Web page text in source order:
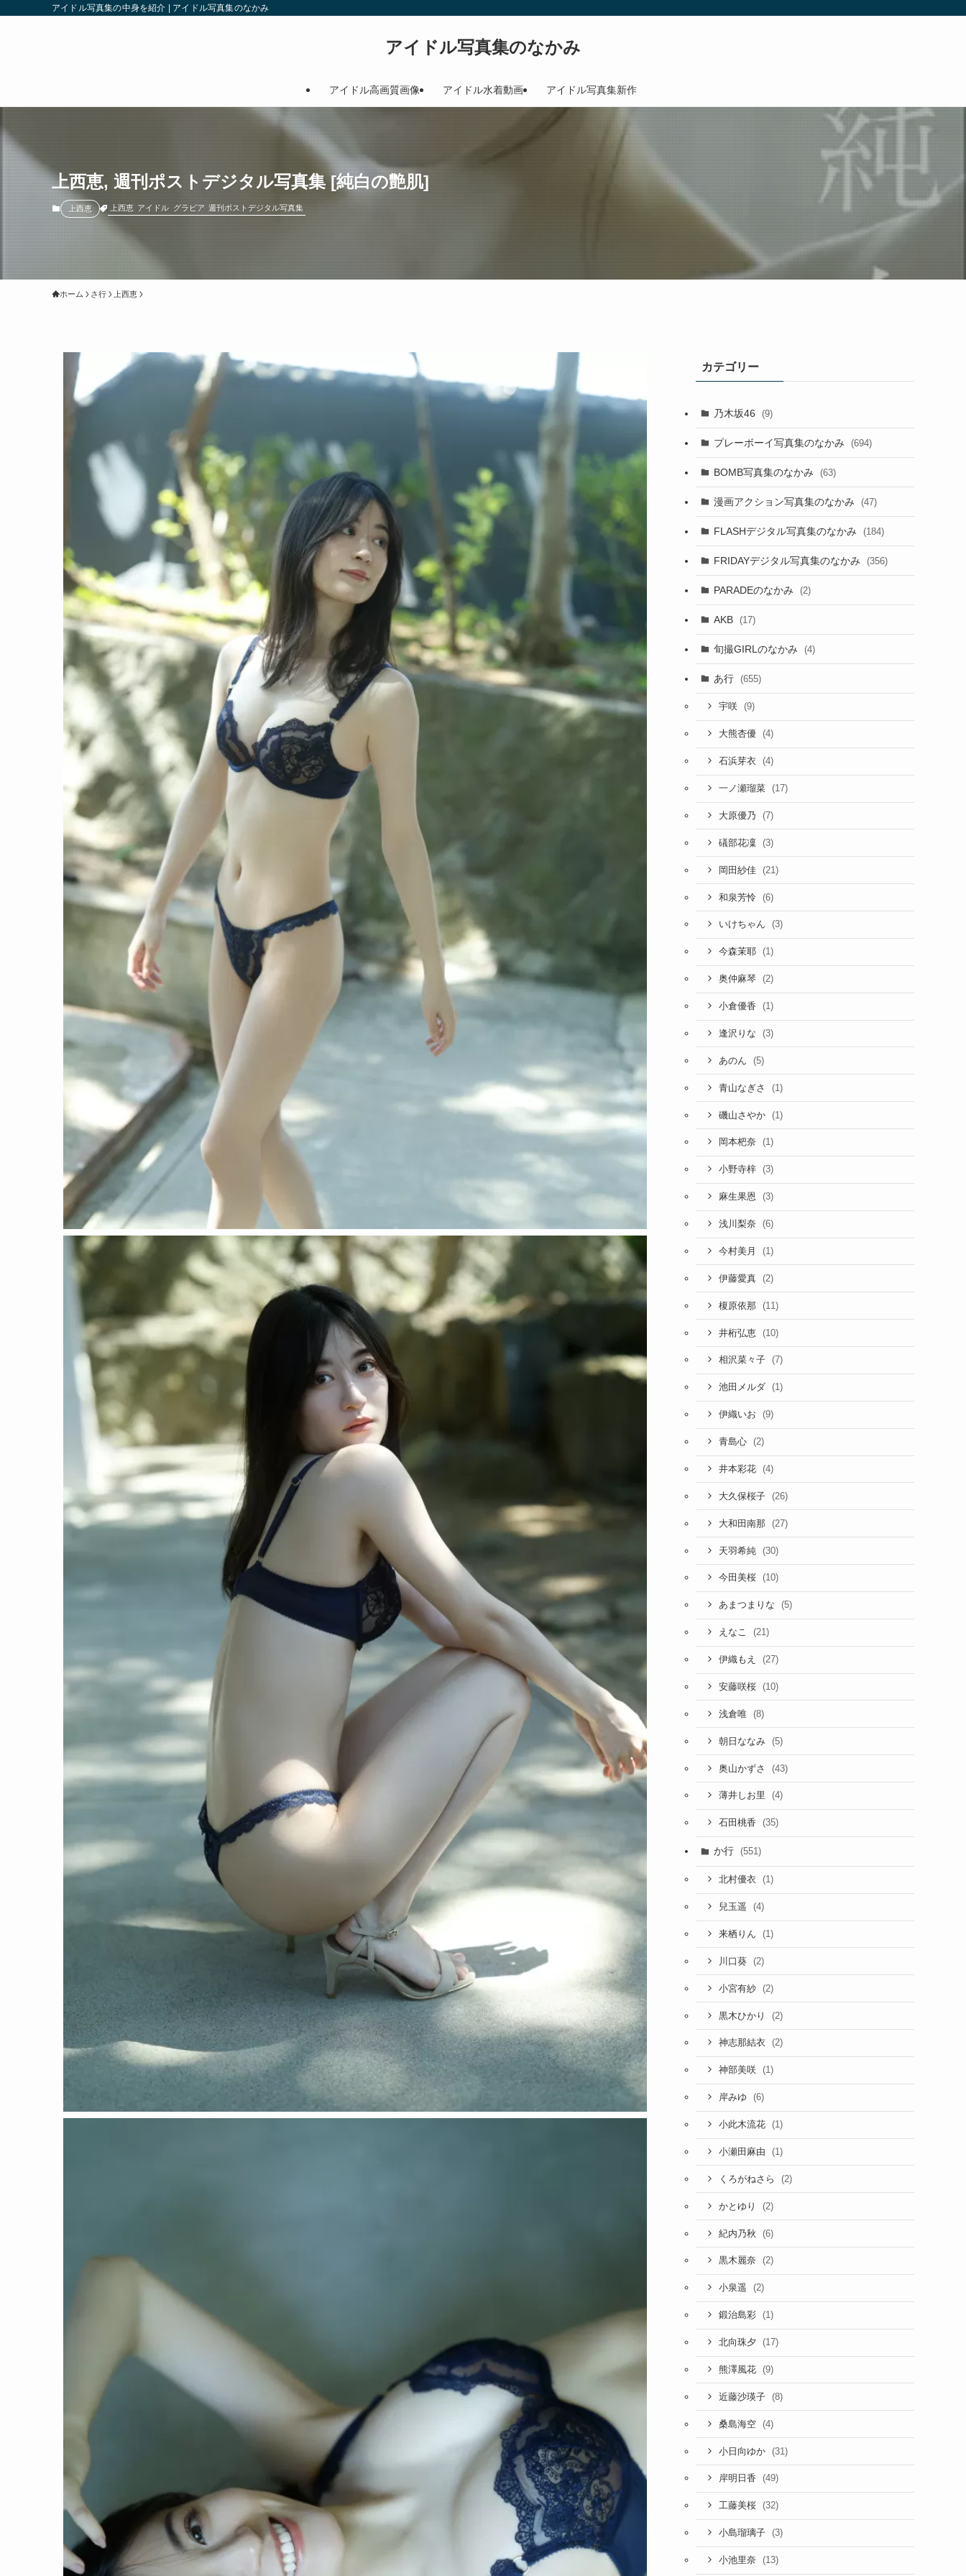
アイドル写真集の中身を紹介 | アイドル写真集のなかみ
アイドル写真集のなかみ
アイドル高画質画像 アイドル水着動画 アイドル写真集新作
上西恵, 週刊ポストデジタル写真集 [純白の艶肌]
上西恵 上西恵 アイドル グラビア 週刊ポストデジタル写真集
ホーム さ行 上西恵
カテゴリー
乃木坂46 (9)
プレーボーイ写真集のなかみ (694)
BOMB写真集のなかみ (63)
漫画アクション写真集のなかみ (47)
FLASHデジタル写真集のなかみ (184)
FRIDAYデジタル写真集のなかみ (356)
PARADEのなかみ (2)
AKB (17)
旬撮GIRLのなかみ (4)
あ行 (655)
宇咲 (9)
大熊杏優 (4)
石浜芽衣 (4)
一ノ瀬瑠菜 (17)
大原優乃 (7)
礒部花凜 (3)
岡田紗佳 (21)
和泉芳怜 (6)
いけちゃん (3)
今森茉耶 (1)
奥仲麻琴 (2)
小倉優香 (1)
逢沢りな (3)
あのん (5)
青山なぎさ (1)
磯山さやか (1)
岡本杷奈 (1)
小野寺梓 (3)
麻生果恩 (3)
浅川梨奈 (6)
今村美月 (1)
伊藤愛真 (2)
榎原依那 (11)
井桁弘恵 (10)
相沢菜々子 (7)
池田メルダ (1)
伊織いお (9)
青島心 (2)
井本彩花 (4)
大久保桜子 (26)
大和田南那 (27)
天羽希純 (30)
今田美桜 (10)
あまつまりな (5)
えなこ (21)
伊織もえ (27)
安藤咲桜 (10)
浅倉唯 (8)
朝日ななみ (5)
奥山かずさ (43)
薄井しお里 (4)
石田桃香 (35)
か行 (551)
北村優衣 (1)
兒玉遥 (4)
来栖りん (1)
川口葵 (2)
小宮有紗 (2)
黒木ひかり (2)
神志那結衣 (2)
神部美咲 (1)
岸みゆ (6)
小此木流花 (1)
小瀬田麻由 (1)
くろがねさら (2)
かとゆり (2)
紀内乃秋 (6)
黒木麗奈 (2)
小泉遥 (2)
鍛治島彩 (1)
北向珠夕 (17)
熊澤風花 (9)
近藤沙瑛子 (8)
桑島海空 (4)
小日向ゆか (31)
岸明日香 (49)
工藤美桜 (32)
小島瑠璃子 (3)
小池里奈 (13)